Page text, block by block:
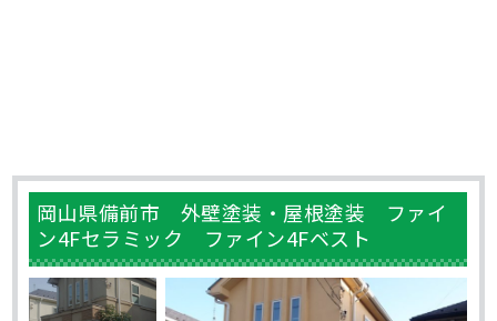
岡山県備前市 外壁塗装・屋根塗装 ファイ
ン4Fセラミック ファイン4Fベスト